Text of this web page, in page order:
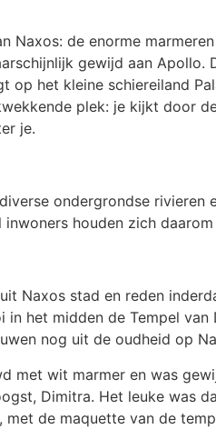
Naxos: de enorme
gewijd aan Apollo.
op het kleine schiereiland
plek: je kijkt door
je.
ondergrondse rivieren
inwoners houden zich
Naxos stad en reden
in het midden de Tempel van
nog uit de oudheid op
met wit marmer en was
Dimitra. Het leuke was
met de maquette van de